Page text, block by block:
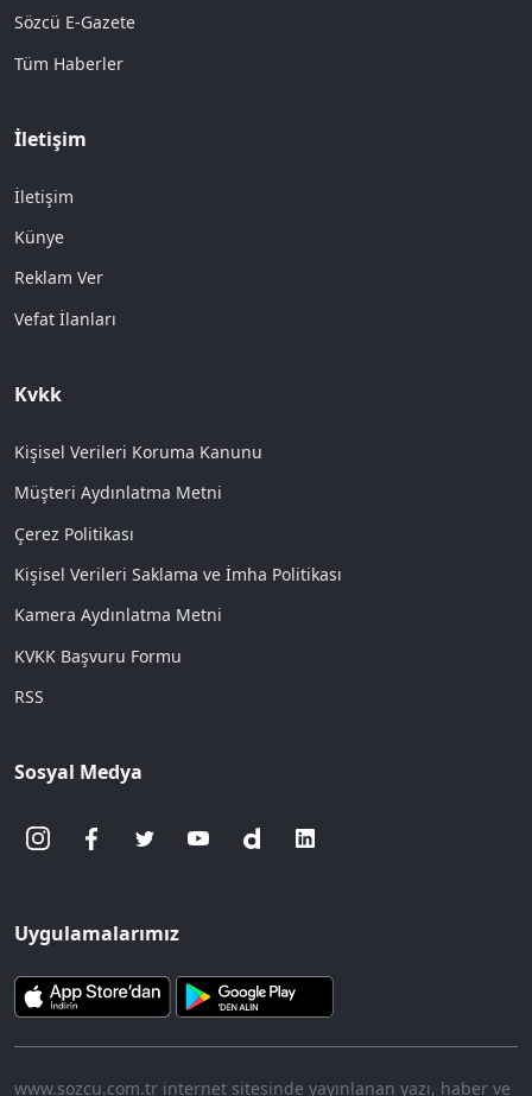
Sözcü E-Gazete
Tüm Haberler
İletişim
İletişim
Künye
Reklam Ver
Vefat İlanları
Kvkk
Kişisel Verileri Koruma Kanunu
Müşteri Aydınlatma Metni
Çerez Politikası
Kişisel Verileri Saklama ve İmha Politikası
Kamera Aydınlatma Metni
KVKK Başvuru Formu
RSS
Sosyal Medya
Uygulamalarımız
www.sozcu.com.tr internet sitesinde yayınlanan yazı, haber ve